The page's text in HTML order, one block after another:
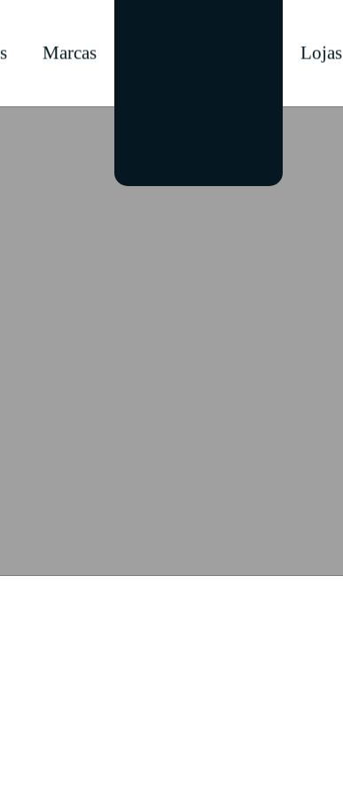
Marcas Lojas